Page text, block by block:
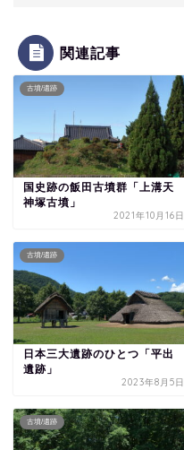
関連記事
古墳/遺跡
国史跡の飯田古墳群「上溝天
神塚古墳」
2021年10月16日
古墳/遺跡
日本三大遺跡のひとつ「平出
遺跡」
2023年8月5日
古墳/遺跡